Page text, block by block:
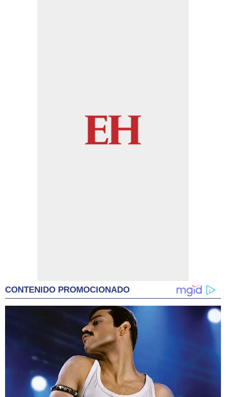
CONTENIDO PROMOCIONADO